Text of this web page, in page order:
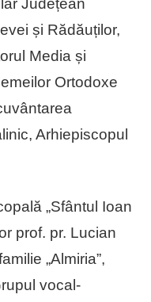
Județean
și Rădăuților,
Media și
Ortodoxe
Arhiepiscopul
„Sfântul Ioan
prof. pr. Lucian
„Almiria”,
vocal-